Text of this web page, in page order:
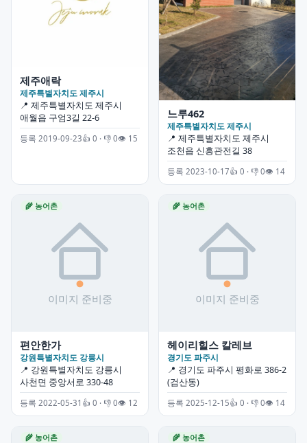
제주애락
제주특별자치도 제주시
📍 제주특별자치도 제주시
애월읍 구엄3길 22-6
등록 2019-09-23👍 0 · 👎 0👁 15
느루462
제주특별자치도 제주시
📍 제주특별자치도 제주시
조천읍 신흥관전길 38
등록 2023-10-17👍 0 · 👎 0👁 14
🌾 농어촌
편안한가
강원특별자치도 강릉시
📍 강원특별자치도 강릉시
사천면 중앙서로 330-48
등록 2022-05-31 👍 0 · 👎 0👁 12
🌾 농어촌
헤이리힐스 칼레브
경기도 파주시
📍 경기도 파주시 평화로 386-2
(검산동)
등록 2025-12-15👍 0 · 👎 0👁 14
🌾 농어촌 🌾 농어촌